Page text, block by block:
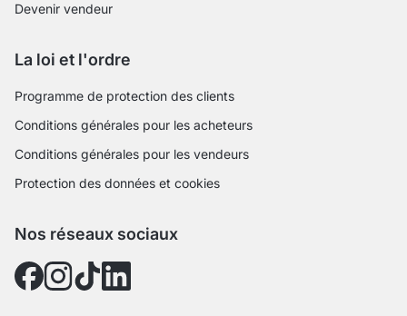
Devenir vendeur
La loi et l'ordre
Programme de protection des clients
Conditions générales pour les acheteurs
Conditions générales pour les vendeurs
Protection des données et cookies
Nos réseaux sociaux